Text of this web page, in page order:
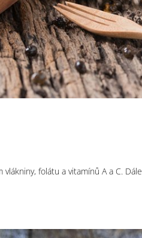
folátu a vitamínů A a C. Dále